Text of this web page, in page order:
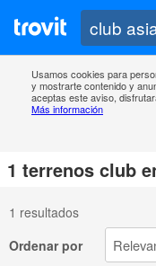
Usamos cookies para
y mostrarte contenido y
aceptas este aviso,
Más información
1 terrenos club
1 resultados
Ordenar por